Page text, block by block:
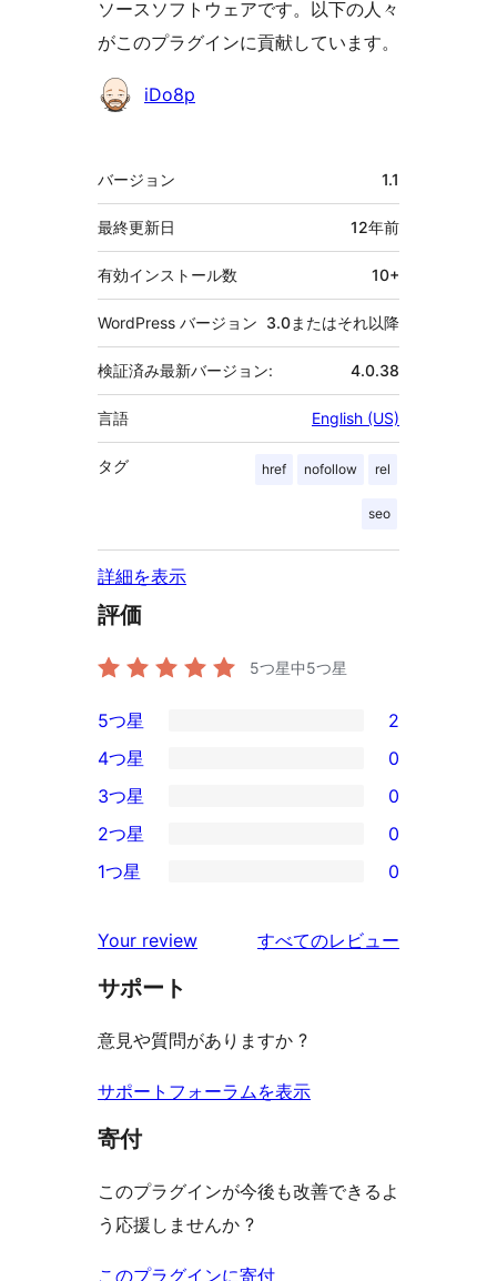
ソースソフトウェアです。以下の人々
がこのプラグインに貢献しています。
貢
iDo8p
メ
タ
バージョン 1.1
最終更新日 12年前
有効インストール数 10+
WordPress バージョン 3.0またはそれ以降
検証済み最新バージョン: 4.0.38
言語 English (US)
タグ href nofollow rel
seo
詳細を表示
評価
5つ星中5つ星
2
5-
星
レ
ビ
ー
5つ星 2
4-
星
レ
ュ
ー
4つ星 0
0
3-
星
ビ
ュ
3つ星 0
2-
レ
ビ
ー
2つ星 0
星
レ
ュ
ー
1つ星 0
Your review すべてのレビュー
サポート
意見や質問がありますか ?
サポートフォーラムを表示
寄付
このプラグインが今後も改善できるよ
う応援しませんか ?
このプラグインに寄付